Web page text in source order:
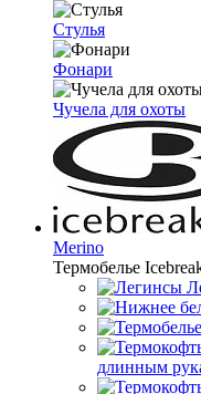
Стулья
Фонари
Чучела для охоты
Merino
Термобелье
длинным